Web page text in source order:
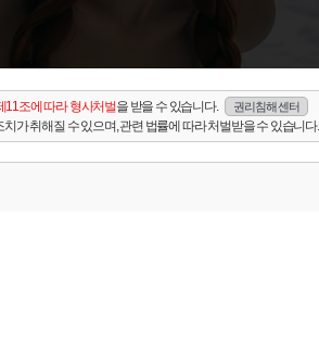
11조에 따라 형사처벌을 받을 수 있습니다. 권리침해 센터
가 취해질 수 있으며, 관련 법률에 따라 처벌받을 수 있습니다.